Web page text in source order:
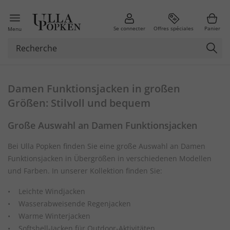
Menu Se connecter Offres spéciales Panier
Damen Funktionsjacken in großen
Größen: Stilvoll und bequem
Große Auswahl an Damen Funktionsjacken
Bei Ulla Popken finden Sie eine große Auswahl an Damen
Funktionsjacken in Übergrößen in verschiedenen Modellen
und Farben. In unserer Kollektion finden Sie:
• Leichte Windjacken
• Wasserabweisende Regenjacken
• Warme Winterjacken